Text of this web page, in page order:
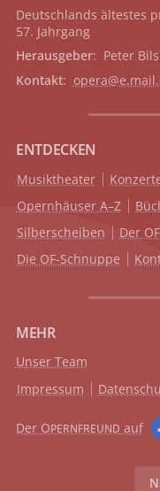
Deutschlands ältestes
57. Jahrgang
Herausgeber: Peter
Kontakt:
ENTDECKEN
Musiktheater
Opernhäuser A–Z
Silberscheiben
Der
Die OF-Schnuppe
MEHR
Unser Team
Impressum
Der OPERNFREUND auf